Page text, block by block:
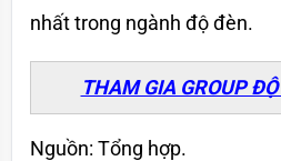
nhất trong ngành độ đèn.
THAM GIA GROUP
Nguồn: Tổng hợp.